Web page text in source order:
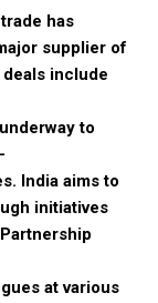
has
supplier of
include
to
India aims to
initiatives
at various